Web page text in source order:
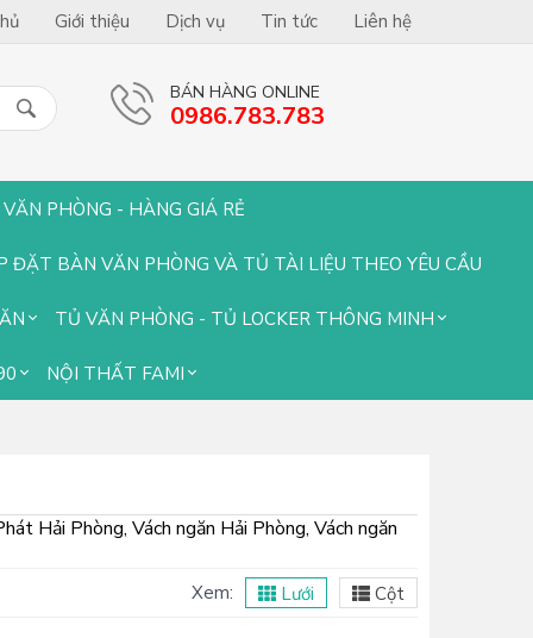
Giới thiệu Dịch vụ Tin tức Liên hệ
BÁN HÀNG ONLINE
0986.783.783
PHÒNG - HÀNG GIÁ RẺ
BÀN VĂN PHÒNG VÀ TỦ TÀI LIỆU THEO YÊU CẦU
TỦ VĂN PHÒNG - TỦ LOCKER THÔNG MINH
NỘI THẤT FAMI
Hải Phòng, Vách ngăn Hải Phòng, Vách ngăn
Xem: Lưới Cột